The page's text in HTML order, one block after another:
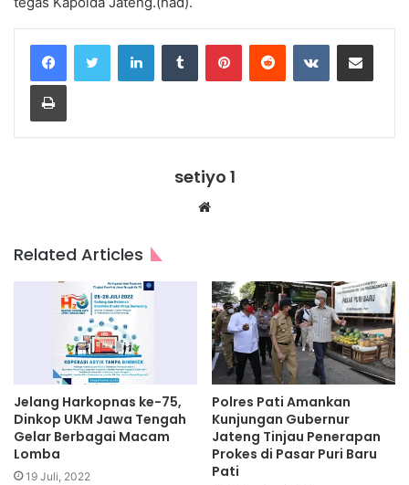
LinkedInTumblr PinterestReddit VKontakteShare via Email
Print
setiyo 1
Website
Related Articles
Jelang Harkopnas ke-75,
Dinkop UKM Jawa Tengah
Gelar Berbagai Macam
Lomba
19 Juli, 2022
Polres Pati Amankan
Kunjungan Gubernur
Jateng Tinjau Penerapan
Prokes di Pasar Puri Baru
Pati